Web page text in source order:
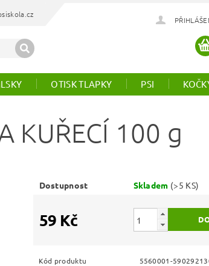
OTISK TLAPKY PSI
KUŘECÍ 100 g
Dostupnost Skladem (>5 KS)
59 Kč
Kód produktu
5560001-